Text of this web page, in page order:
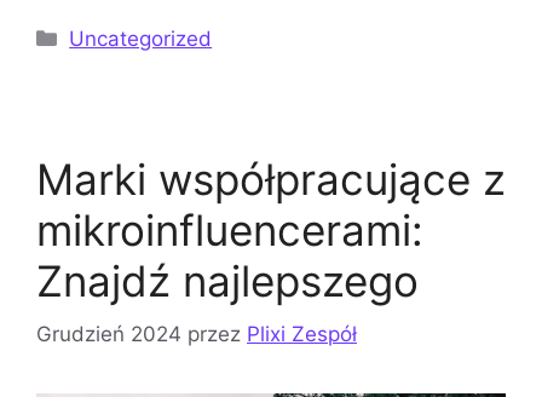
Kategorie
Uncategorized
Marki współpracujące z
mikroinfluencerami:
Znajdź najlepszego
Grudzień 2024 przez Plixi Zespół